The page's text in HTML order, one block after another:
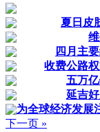
夏日皮
四月主
收费公路
五万
延吉
为全球经济发展
下一页 »